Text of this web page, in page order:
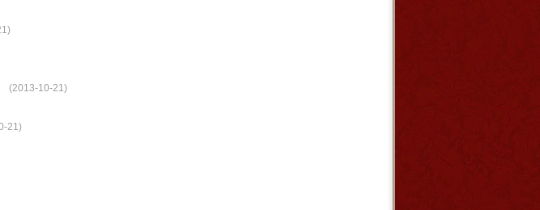
(2013-10-21)
21)